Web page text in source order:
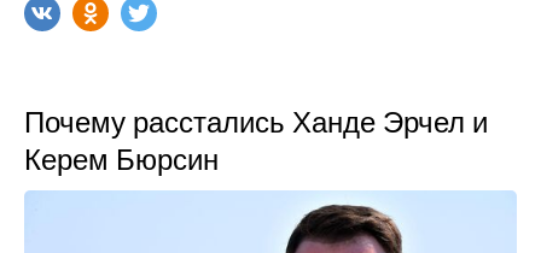
Почему расстались Ханде Эрчел и
Керем Бюрсин